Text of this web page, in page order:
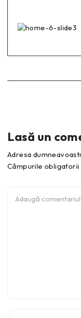
Lasă un
Adresa
Câmpurile